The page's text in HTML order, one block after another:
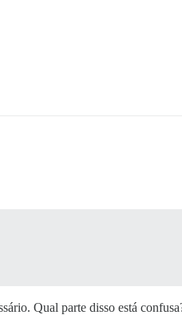
Qual parte disso está